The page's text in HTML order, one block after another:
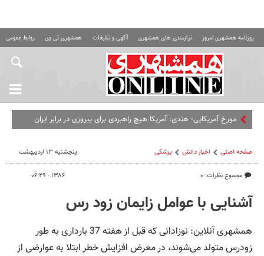
روزنامه همشهری امروز نیازمندی های همشهری آگهی و تبلیغات همشهری تی وی روابط عمومی
مورخ آمریکایی- هندی: آمریکا هیچ راهبردی برای پیروزی در برابر ایران
صفحه اصلی اخبار دانش پزشکی
مجموع نظرات: ۰
پنجشنبه ۱۳ اردیبهشت
۱۳۸۶ - ۰۶:۲۹
آشنایی با عوامل زایمان زود رس
همشهری آنلاین: نوزادانی که قبل از هفته 37 بارداری به طور
زودرس متولد می‌شوند، در معرض افزایش خطر ابتلا به عوارضی از